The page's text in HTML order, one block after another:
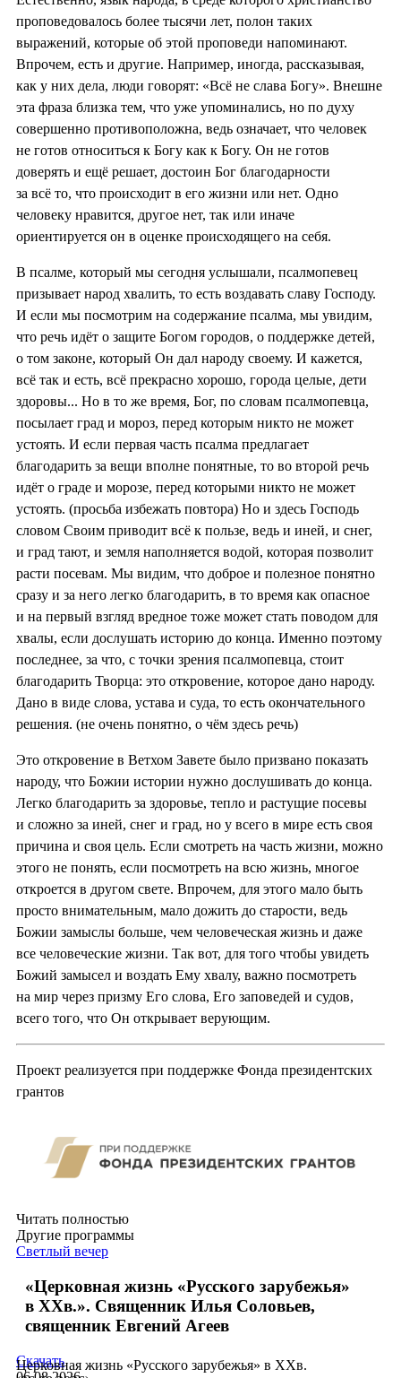
проповедовалось более тысячи лет, полон таких
выражений, которые об этой проповеди напоминают.
Впрочем, есть и другие. Например, иногда, рассказывая,
как у них дела, люди говорят: «Всё не слава Богу». Внешне
эта фраза близка тем, что уже упоминались, но по духу
совершенно противоположна, ведь означает, что человек
не готов относиться к Богу как к Богу. Он не готов
доверять и ещё решает, достоин Бог благодарности
за всё то, что происходит в его жизни или нет. Одно
человеку нравится, другое нет, так или иначе
ориентируется он в оценке происходящего на себя.
В псалме, который мы сегодня услышали, псалмопевец
призывает народ хвалить, то есть воздавать славу Господу.
И если мы посмотрим на содержание псалма, мы увидим,
что речь идёт о защите Богом городов, о поддержке детей,
о том законе, который Он дал народу своему. И кажется,
всё так и есть, всё прекрасно хорошо, города целые, дети
здоровы... Но в то же время, Бог, по словам псалмопевца,
посылает град и мороз, перед которым никто не может
устоять. И если первая часть псалма предлагает
благодарить за вещи вполне понятные, то во второй речь
идёт о граде и морозе, перед которыми никто не может
устоять. (просьба избежать повтора) Но и здесь Господь
словом Своим приводит всё к пользе, ведь и иней, и снег,
и град тают, и земля наполняется водой, которая позволит
расти посевам. Мы видим, что доброе и полезное понятно
сразу и за него легко благодарить, в то время как опасное
и на первый взгляд вредное тоже может стать поводом для
хвалы, если дослушать историю до конца. Именно поэтому
последнее, за что, с точки зрения псалмопевца, стоит
благодарить Творца: это откровение, которое дано народу.
Дано в виде слова, устава и суда, то есть окончательного
решения. (не очень понятно, о чём здесь речь)
Это откровение в Ветхом Завете было призвано показать
народу, что Божии истории нужно дослушивать до конца.
Легко благодарить за здоровье, тепло и растущие посевы
и сложно за иней, снег и град, но у всего в мире есть своя
причина и своя цель. Если смотреть на часть жизни, можно
этого не понять, если посмотреть на всю жизнь, многое
откроется в другом свете. Впрочем, для этого мало быть
просто внимательным, мало дожить до старости, ведь
Божии замыслы больше, чем человеческая жизнь и даже
все человеческие жизни. Так вот, для того чтобы увидеть
Божий замысел и воздать Ему хвалу, важно посмотреть
на мир через призму Его слова, Его заповедей и судов,
всего того, что Он открывает верующим.
Проект реализуется при поддержке Фонда президентских
грантов
Читать полностью
Другие программы
Светлый вечер
«Церковная жизнь «Русского зарубежья»
в ХХв.». Священник Илья Соловьев,
священник Евгений Агеев
Церковная жизнь «Русского зарубежья» в ХХв.
Скачать